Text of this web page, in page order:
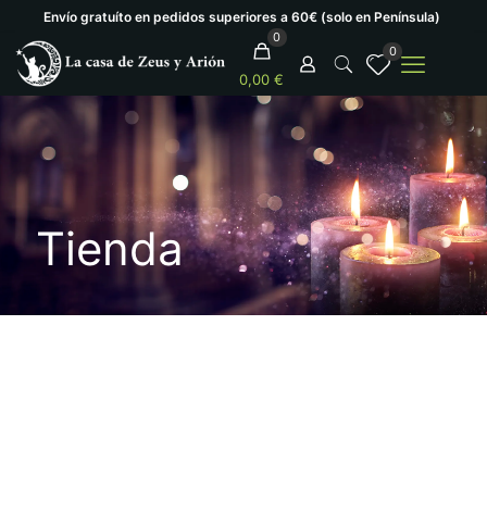
Envío gratuíto en pedidos superiores a 60€ (solo en Península)
0
0,00 €
0
Tienda